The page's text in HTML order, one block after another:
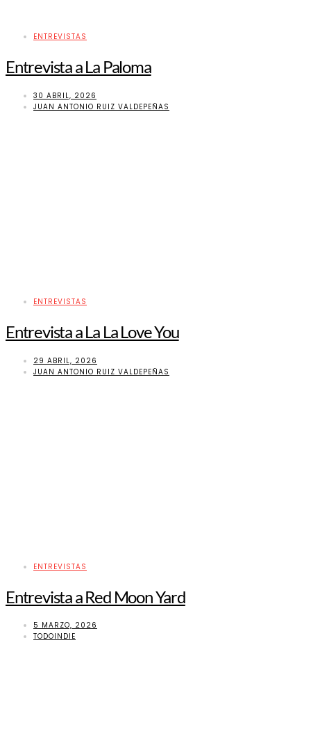
ENTREVISTAS
Entrevista a La Paloma
30 ABRIL, 2026
JUAN ANTONIO RUIZ VALDEPEÑAS
ENTREVISTAS
Entrevista a La La Love You
29 ABRIL, 2026
JUAN ANTONIO RUIZ VALDEPEÑAS
ENTREVISTAS
Entrevista a Red Moon Yard
5 MARZO, 2026
TODOINDIE